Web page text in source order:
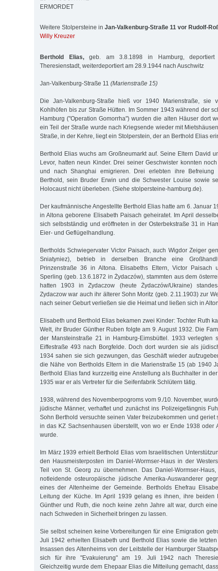
ERMORDET
Weitere Stolpersteine in Jan-Valkenburg-Straße 11 vor Rudolf-
Willy Kreuzer
Berthold Elias,geb. am 3.8.1898 in Hamburg, deportiert
Theresienstadt, weiterdeportiert am 28.9.1944 nach Auschwitz
Jan-Valkenburg-Straße 11 (Marienstraße 15)
Die Jan-Valkenburg-Straße hieß vor 1940 Marienstraße, sie
Kohlhöfen bis zur Straße Hütten. Im Sommer 1943 während der
Hamburg ("Operation Gomorrha") wurden die alten Häuser dort
ein Teil der Straße wurde nach Kriegsende wieder mit
Straße, in der Kehre, liegt ein Stolperstein, der an Berthold Elias
Berthold Elias wuchs am Großneumarkt auf. Seine Eltern David
Levor, hatten neun Kinder. Drei seiner Geschwister konnten
und nach Shanghai emigrieren. Drei erlebten ihre Befreiung
Berthold, sein Bruder Erwin und die Schwester Louise sowie
Holocaust nicht überleben. (Siehe stolpersteine-hamburg.de).
Der kaufmännische Angestellte Berthold Elias hatte am 6. Januar
in Altona geborene Elisabeth Paisach geheiratet. Im April
sich selbstständig und eröffneten in der Osterbekstraße 31 in
Eier- und Geflügelhandlung.
Bertholds Schwiegervater Victor Paisach, auch Wigdor Zeiger
Sniatyniez), betrieb in derselben Branche eine
Prinzenstraße 36 in Altona. Elisabeths Eltern, Victor Paisach
Sperling (geb. 13.6.1872 in Żydaczów), stammten aus dem
hatten 1903 in Zydaczow (heute Żydaczów/Ukraine)
Zydaczow war auch ihr älterer Sohn Moritz (geb. 2.11.1903) zur
nach seiner Geburt verließen sie die Heimat und ließen sich in
Elisabeth und Berthold Elias bekamen zwei Kinder: Tochter Ruth
Welt, ihr Bruder Günther Ruben folgte am 9. August 1932. Die
der Mansteinstraße 21 in Hamburg-Eimsbüttel. 1933 verlegten
Eiffestraße 493 nach Borgfelde. Doch dort wurden sie als
1934 sahen sie sich gezwungen, das Geschäft wieder
die Nähe von Bertholds Eltern in die Marienstraße 15 (ab 1940
Berthold Elias fand kurzzeitig eine Anstellung als Buchhalter in
1935 war er als Vertreter für die Seifenfabrik Schlütern tätig.
1938, während des Novemberpogroms vom 9./10. November,
jüdische Männer, verhaftet und zunächst ins Polizeigefängnis
Sohn Berthold versuchte seinen Vater freizubekommen und geriet
in das KZ Sachsenhausen überstellt, von wo er Ende 1938 oder
wurde.
Im März 1939 erhielt Berthold Elias vom Israelitischen
den Hausmeisterposten im Daniel-Wormser-Haus in der
Teil von St. Georg zu übernehmen. Das Daniel-Wormser-
notleidende osteuropäische jüdische Amerika-Auswanderer
eines der Altenheime der Gemeinde. Bertholds Ehefrau
Leitung der Küche. Im April 1939 gelang es ihnen, ihre beiden
Günther und Ruth, die noch keine zehn Jahre alt war, durch
nach Schweden in Sicherheit bringen zu lassen.
Sie selbst scheinen keine Vorbereitungen für eine Emigration
Juli 1942 erhielten Elisabeth und Berthold Elias sowie die
Insassen des Altenheims von der Leitstelle der Hamburger
sich für ihre "Evakuierung" am 19. Juli 1942 nach
Gleichzeitig wurde dem Ehepaar Elias die Mitteilung gemacht,